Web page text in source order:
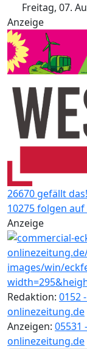
Freitag, 07.
Anzeige
26670 gefällt das!
10275 folgen
Anzeige
Redaktion: 0152
onlinezeitung.de
Anzeigen: 05531
onlinezeitung.de